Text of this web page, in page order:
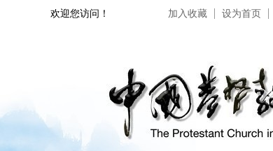
欢迎您访问！ 加入收藏 设为首页